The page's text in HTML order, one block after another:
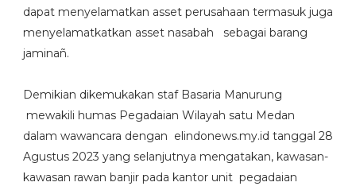
dapat menyelamatkan asset perusahaan termasuk juga
menyelamatkatkan asset nasabah sebagai barang
jaminañ.
Demikian dikemukakan staf Basaria Manurung
mewakili humas Pegadaian Wilayah satu Medan
dalam wawancara dengan elindonews.my.id tanggal 28
Agustus 2023 yang selanjutnya mengatakan, kawasan-
kawasan rawan banjir pada kantor unit pegadaian